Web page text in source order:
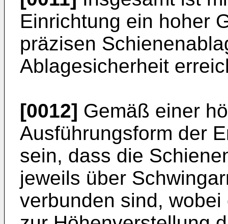
Einrichtung ein hoher
präzisen
Ablagesicherheit
[0012] Gemäß einer
Ausführungsform der
sein, dass die
jeweils über
verbunden sind,